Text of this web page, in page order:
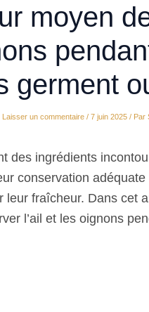
moyen
germent
Laisser un commentaire / 7 juin 2025 / Par
des ingrédients
conservation
leur fraîcheur. Dans cet
l’ail et les oignons